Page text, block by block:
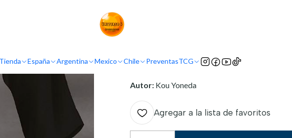
Tienda España Argentina Mexico Chile PreventasTCG
Nombre original:Saezuru Tori Wa Habatakanai
Autor: Kou Yoneda
Agregar a la lista de favoritos